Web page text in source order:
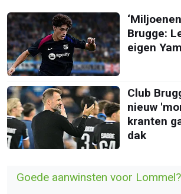
Brugge:
eigen
Club
nieuw
kranten
dak
Goede aanwinsten voor Lommel?